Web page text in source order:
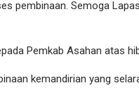
pembinaan. Semoga
Pemkab Asahan atas
kemandirian yang